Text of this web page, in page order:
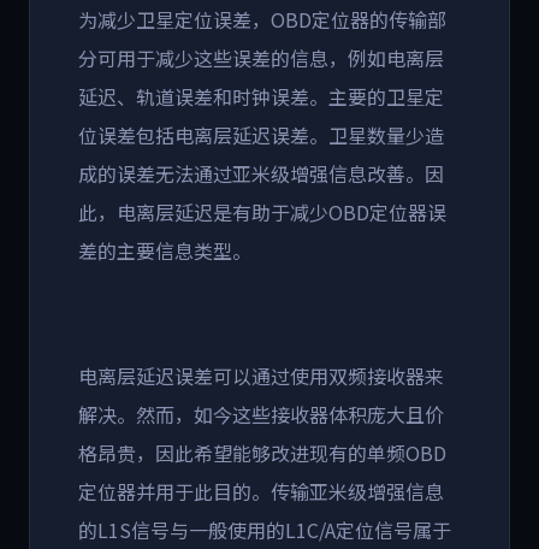
为减少卫星定位误差，OBD定位器的传输部
分可用于减少这些误差的信息，例如电离层
延迟、轨道误差和时钟误差。主要的卫星定
位误差包括电离层延迟误差。卫星数量少造
成的误差无法通过亚米级增强信息改善。因
此，电离层延迟是有助于减少OBD定位器误
差的主要信息类型。
电离层延迟误差可以通过使用双频接收器来
解决。然而，如今这些接收器体积庞大且价
格昂贵，因此希望能够改进现有的单频OBD
定位器并用于此目的。传输亚米级增强信息
的L1S信号与一般使用的L1C/A定位信号属于